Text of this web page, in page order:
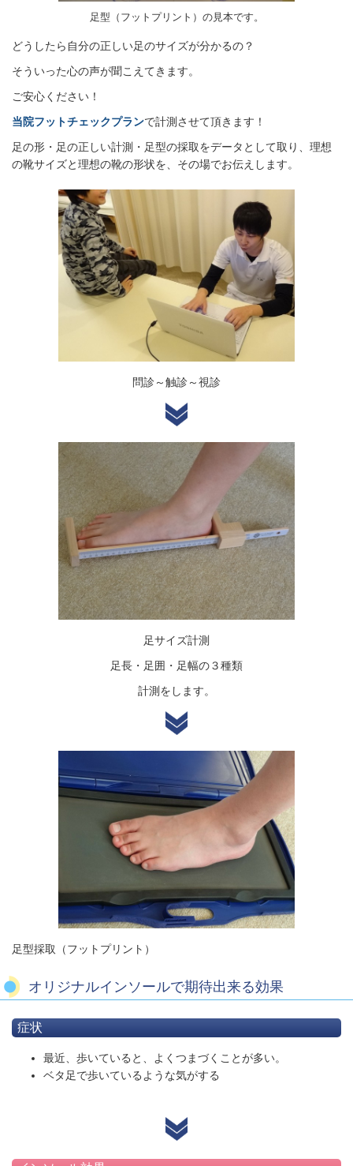
足型（フットプリント）の見本です。
どうしたら自分の正しい足のサイズが分かるの？
そういった心の声が聞こえてきます。
ご安心ください！
当院フットチェックプランで計測させて頂きます！
足の形・足の正しい計測・足型の採取をデータとして取り、理想
の靴サイズと理想の靴の形状を、その場でお伝えします。
問診～触診～視診
足サイズ計測
足長・足囲・足幅の３種類
計測をします。
足型採取（フットプリント）
オリジナルインソールで期待出来る効果
症状
最近、歩いていると、よくつまづくことが多い。
ベタ足で歩いているような気がする